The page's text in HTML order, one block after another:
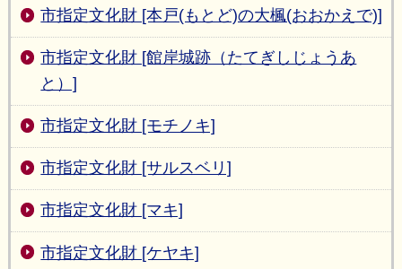
市指定文化財 [本戸(もとど)の大楓(おおかえで)]
市指定文化財 [館岸城跡（たてぎしじょうあ
と）]
市指定文化財 [モチノキ]
市指定文化財 [サルスベリ]
市指定文化財 [マキ]
市指定文化財 [ケヤキ]